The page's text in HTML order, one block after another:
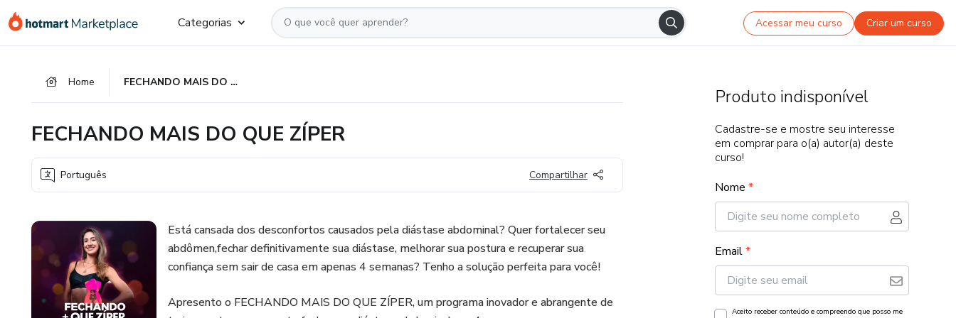
para
para
para
Categorias Acessar meu curso Criar um curso
Home FECHANDO MAIS DO QUE ZÍPER
FECHANDO MAIS DO QUE ZÍPER
Português Compartilhar
Está cansada dos desconfortos causados pela diástase abdominal? Quer fortalecer seu
abdômen,fechar definitivamente sua diástase, melhorar sua postura e recuperar sua
confiança sem sair de casa em apenas 4 semanas? Tenho a solução perfeita para você!
Apresento o FECHANDO MAIS DO QUE ZÍPER, um programa inovador e abrangente de
Produto indisponível
Cadastre-se e mostre seu interesse
em comprar para o(a) autor(a) deste
curso!
Nome *
Email*
Aceito receber conteúdo e compreendo que posso me